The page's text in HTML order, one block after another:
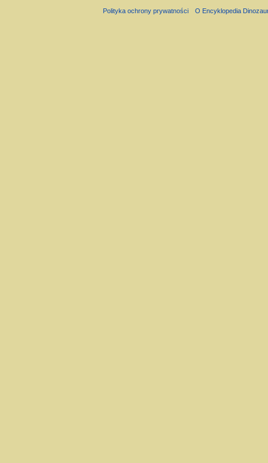
Polityka ochrony prywatności O Encyklopedia